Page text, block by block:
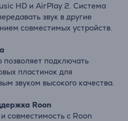
HD и AirPlay 2. Система
звук в другие
совместимых устройств.
подключать
пластинок для
звуком высокого качества.
Roon
совместимость с Roon